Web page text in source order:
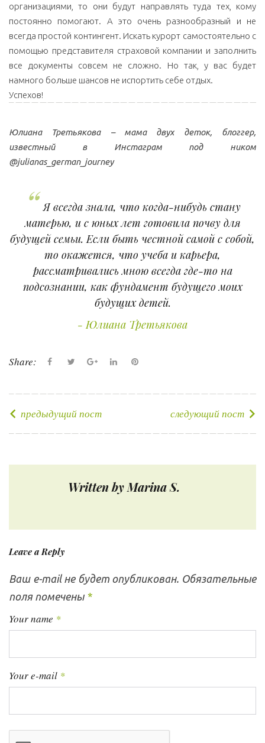
организациями, то они будут направлять туда тех, кому
постоянно помогают. А это очень разнообразный и не
всегда простой контингент. Искать курорт самостоятельно с
помощью представителя страховой компании и заполнить
все документы совсем не сложно. Но так, у вас будет
намного больше шансов не испортить себе отдых.
Успехов!
Юлиана Третьякова – мама двух деток, блоггер,
известный в Инстаграм под ником
@julianas_german_journey
Я всегда знала, что когда-нибудь стану
матерью, и с юных лет готовила почву для
будущей семьи. Если быть честной самой с собой,
то окажется, что учеба и карьера,
рассматривались мною всегда где-то на
подсознании, как фундамент будущего моих
будущих детей.
Юлиана Третьякова
Share:
c
e
i
t
o
n
n
t
Н
п
з
а
п
и
я
м
предыдущий пост следующий пост
Written by Marina S.
Leave a Reply
Ваш e-mail не будет опубликован. Обязательные
поля помечены *
Your name *
Your e-mail *